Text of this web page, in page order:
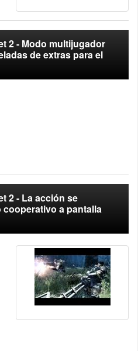
2 - Modo multijugador
de extras para el
2 - La acción se
a pantalla